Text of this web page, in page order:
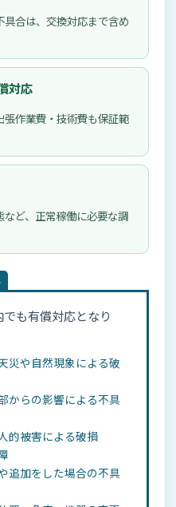
合は、交換対応まで含め
対応
作業費・技術費も保証範
ど、正常稼働に必要な調
も有償対応となり
災や自然現象による破
からの影響による不具
的被害による破損
追加をした場合の不具